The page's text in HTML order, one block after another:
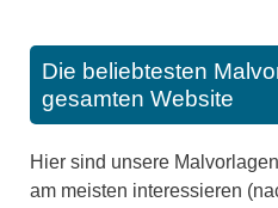
Die beliebtesten
gesamten Website
Hier sind unsere
am meisten interessieren